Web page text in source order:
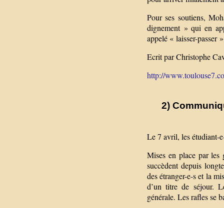
Pour ses soutiens,
dignement » qui en
appelé « laisser-passer
Ecrit par Christophe
http://
2)
Le 7 avril, les étudiant-
Mises en place par les
succèdent depuis
des étranger-e-s et la
d’un titre de séjour.
générale. Les rafles se